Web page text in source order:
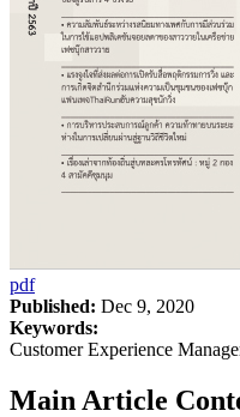
pdf
Published: Dec 9, 2020
Keywords:
Customer Experience
Main Article